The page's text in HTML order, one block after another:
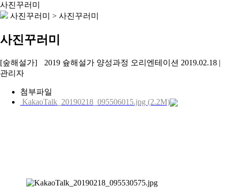
사진꾸러미
사진꾸러미
> 사진꾸러미
사진꾸러미
[숲해설가] 2019 슢해설가 양성과정 오리엔테이션 2019.02.18 |
관리자
첨부파일
KakaoTalk_20190218_095506015.jpg (2.2M)